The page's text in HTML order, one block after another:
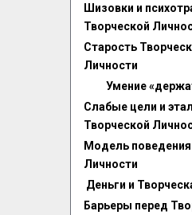
Шизовки и
Творческой
Старость
Личности
Умение
Слабые цели и
Творческой
Модель
Личности
Деньги и
Барьеры перед